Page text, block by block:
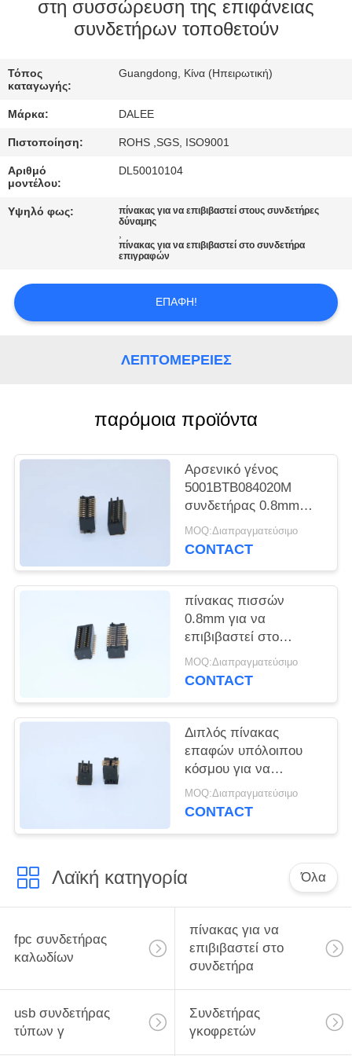
ΈΛΕΓΧΟΣ
ΕΛΆΤΕ
ΣΕ
ΕΠΑΦΉ
ΖΗΤΉΣΤΕ
ΑΠΌΣΠΑΣΜΑ
NEWS
στη συσσώρευση της επιφάνειας
συνδετήρων τοποθετούν
Τόπος
καταγωγής:
Guangdong, Κίνα (Ηπειρωτική)
Μάρκα: DALEE
Πιστοποίηση: ROHS ,SGS, ISO9001
Αριθμό
μοντέλου:
DL50010104
Υψηλό φως:
πίνακας για να επιβιβαστεί στους συνδετήρες
δύναμης
,
πίνακας για να επιβιβαστεί στο συνδετήρα
επιγραφών
ΕΠΑΦΉ!
ΛΕΠΤΟΜΈΡΕΙΕΣ
παρόμοια προϊόντα
Αρσενικό γένος
5001BTB084020M
συνδετήρας 0.8mm
πίσσα 4.0mm BTB
καρφίτσες Χ 2*10
MOQ:Διαπραγματεύσιμο
CONTACT
πίνακας πισσών
0.8mm για να
επιβιβαστεί στο
θηλυκό τύπο 5001-
BTB0830-20F
MOQ:Διαπραγματεύσιμο
CONTACT
Διπλός πίνακας
επαφών υπόλοιπου
κόσμου για να
επιβιβαστεί στον
αρσενικό τύπο
MOQ:Διαπραγματεύσιμο
CONTACT
Λαϊκή κατηγορία Όλα
fpc συνδετήρας
καλωδίων
πίνακας για να
επιβιβαστεί στο
συνδετήρα
usb συνδετήρας
τύπων γ
Συνδετήρας
γκοφρετών